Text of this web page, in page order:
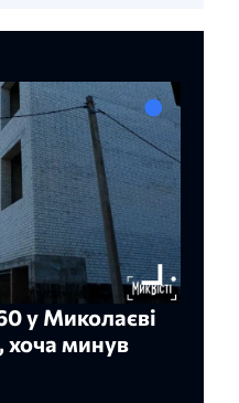
у Миколаєві
хоча минув